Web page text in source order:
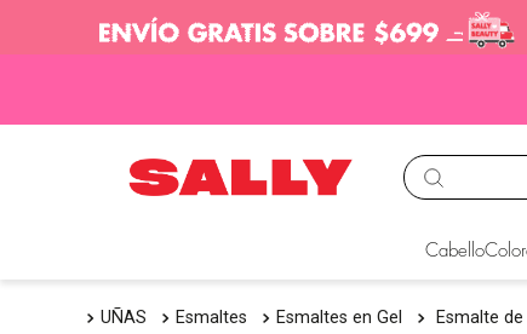
Cabello
UÑAS Esmaltes Esmaltes en Gel Esmalte
TÉRMINOS MÁS
2 igora